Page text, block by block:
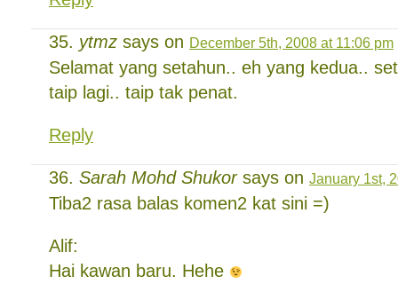
ytmz says on December 5th, 2008 at 11:06 pm
Selamat yang setahun.. eh yang kedua..
taip lagi.. taip tak penat.
Reply
Sarah Mohd Shukorsays on January 1st,
Tiba2 rasa balas komen2 kat sini =)
Alif:
Hai kawan baru. Hehe